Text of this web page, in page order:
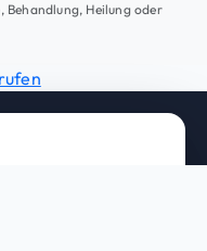
Behandlung, Heilung oder